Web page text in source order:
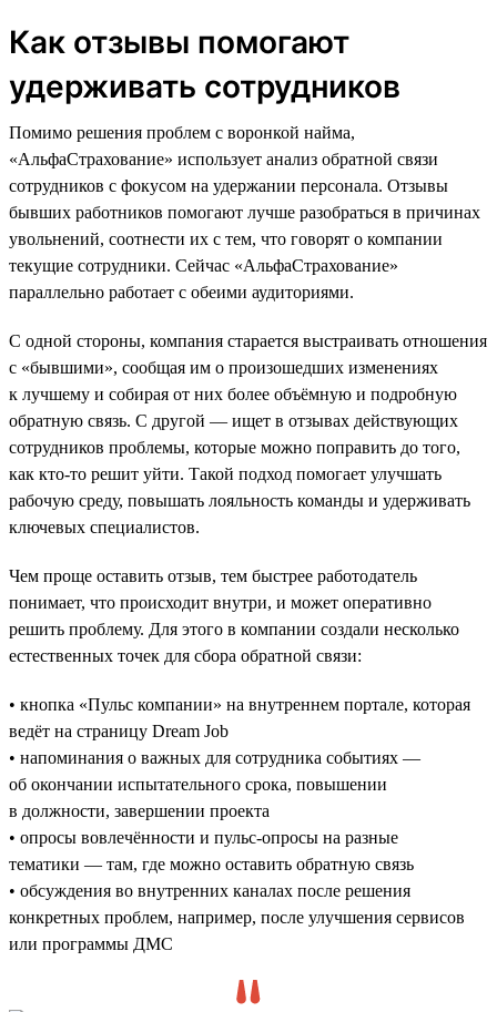
Как отзывы помогают
удерживать сотрудников
Помимо решения проблем с воронкой найма,
«АльфаСтрахование» использует анализ обратной связи
сотрудников с фокусом на удержании персонала. Отзывы
бывших работников помогают лучше разобраться в причинах
увольнений, соотнести их с тем, что говорят о компании
текущие сотрудники. Сейчас «АльфаСтрахование»
параллельно работает с обеими аудиториями.
С одной стороны, компания старается выстраивать отношения
с «бывшими», сообщая им о произошедших изменениях
к лучшему и собирая от них более объёмную и подробную
обратную связь. С другой — ищет в отзывах действующих
сотрудников проблемы, которые можно поправить до того,
как кто-то решит уйти. Такой подход помогает улучшать
рабочую среду, повышать лояльность команды и удерживать
ключевых специалистов.
Чем проще оставить отзыв, тем быстрее работодатель
понимает, что происходит внутри, и может оперативно
решить проблему. Для этого в компании создали несколько
естественных точек для сбора обратной связи:
• кнопка «Пульс компании» на внутреннем портале, которая
ведёт на страницу Dream Job
• напоминания о важных для сотрудника событиях —
об окончании испытательного срока, повышении
в должности, завершении проекта
• опросы вовлечённости и пульс-опросы на разные
тематики — там, где можно оставить обратную связь
• обсуждения во внутренних каналах после решения
конкретных проблем, например, после улучшения сервисов
или программы ДМС